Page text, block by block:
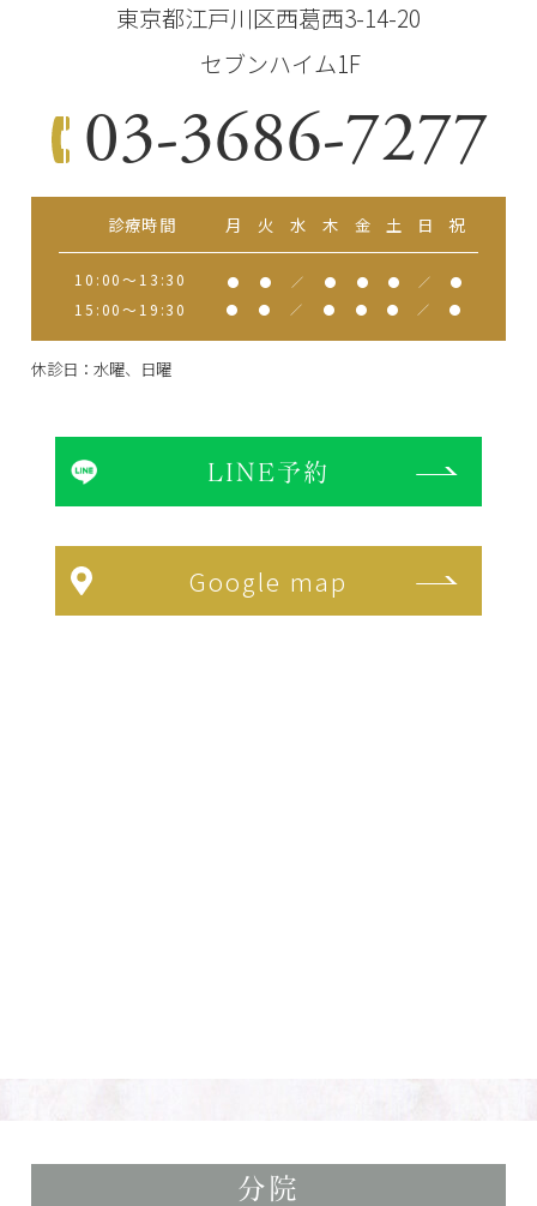
東京都江戸川区西葛西3-14-20
セブンハイム1F
03-3686-7277
診療時間 月 火 水 木 金 土 日 祝
10:00～13:30 ● ● ／ ● ● ● ／ ●
15:00～19:30 ● ● ／ ● ● ● ／ ●
休診日：水曜、日曜
LINE予約
Google map
分院